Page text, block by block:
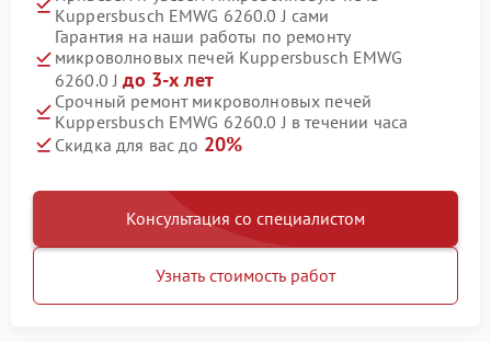
Kuppersbusch EMWG 6260.0 J сами
Гарантия на наши работы по ремонту
микроволновых печей Kuppersbusch EMWG
6260.0 Jдо 3-х лет
Срочный ремонт микроволновых печей
Kuppersbusch EMWG 6260.0 J в течении часа
Скидка для вас до 20%
Консультация со специалистом
Узнать стоимость работ